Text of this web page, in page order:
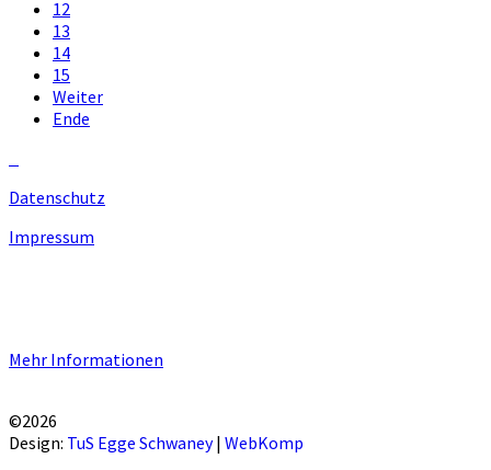
12
13
14
15
Weiter
Ende
Datenschutz
Impressum
Mehr Informationen
©2026
Design: TuS Egge Schwaney| WebKomp